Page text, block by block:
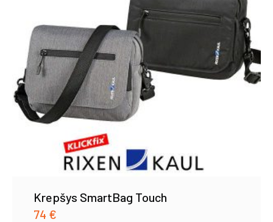
Krepšys SmartBag Touch
74 €